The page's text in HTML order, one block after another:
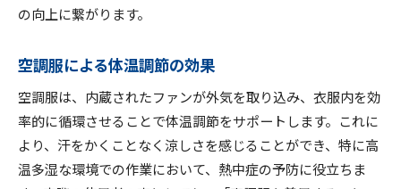
使用感を高める空調服の使い方
空調服をより快適に使うための工夫
涼しさと効率を両立する空調服の選び方
涼しさと効率を考慮した空調服の選択基準
作業内容に応じた空調服の選び方
デザインと機能性を両立させる選択ポイント
の向上に繋がります。
空調服による体温調節の効果
空調服は、内蔵されたファンが外気を取り込み、衣服内を効
率的に循環させることで体温調節をサポートします。これに
より、汗をかくことなく涼しさを感じることができ、特に高
温多湿な環境での作業において、熱中症の予防に役立ちま